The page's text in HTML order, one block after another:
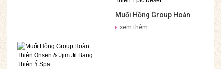
Muối Hồng Group Hoàn
Thiện Epic Reset
xem thêm